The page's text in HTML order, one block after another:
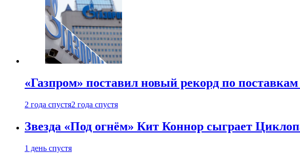
«Газпром» поставил новый рекорд по
2 года спустя2 года спустя
Звезда «Под огнём» Кит Коннор сыграет
1 день спустя